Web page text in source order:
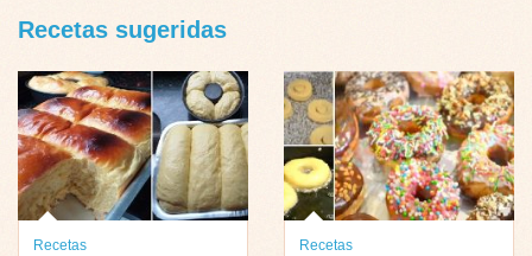
Recetas sugeridas
Recetas
Recetas